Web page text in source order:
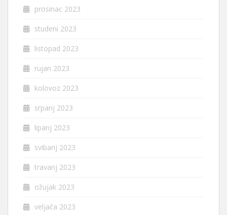
prosinac 2023
studeni 2023
listopad 2023
rujan 2023
kolovoz 2023
srpanj 2023
lipanj 2023
svibanj 2023
travanj 2023
ožujak 2023
veljača 2023